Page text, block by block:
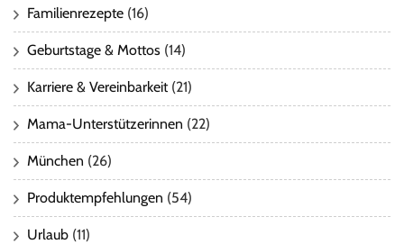
Familienrezepte (16)
Geburtstage & Mottos (14)
Karriere & Vereinbarkeit(21)
Mama-Unterstützerinnen (22)
München (26)
Produktempfehlungen (54)
Urlaub (11)